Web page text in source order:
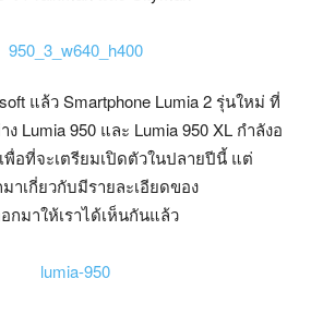
แล้ว Smartphone Lumia 2 รุ่นใหม่ ที่
Lumia 950 และ Lumia 950 XL กำลังอ
อที่จะเตรียมเปิดตัวในปลายปีนี้ แต่
เกี่ยวกับมีรายละเอียดของ
กมาให้เราได้เห็นกันแล้ว